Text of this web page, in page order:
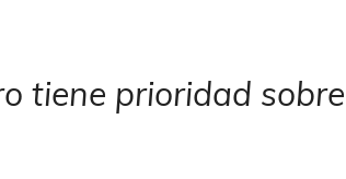
tiene prioridad